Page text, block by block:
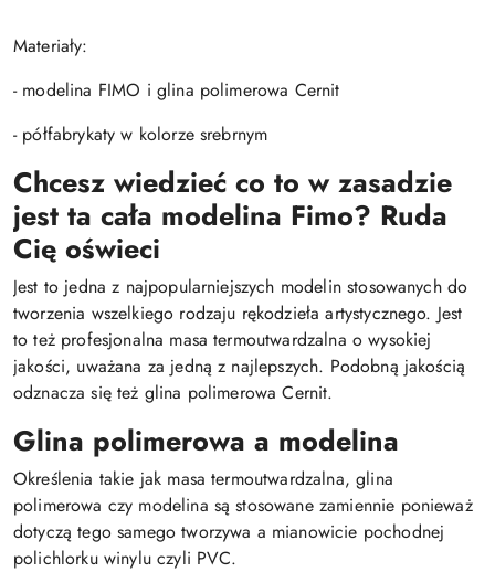
Materiały:
- modelina FIMO i glina polimerowa Cernit
- półfabrykaty w kolorze srebrnym
Chcesz wiedzieć co to w zasadzie
jest ta cała modelina Fimo? Ruda
Cię oświeci
Jest to jedna z najpopularniejszych modelin stosowanych do
tworzenia wszelkiego rodzaju rękodzieła artystycznego. Jest
to też profesjonalna masa termoutwardzalna o wysokiej
jakości, uważana za jedną z najlepszych. Podobną jakością
odznacza się też glina polimerowa Cernit.
Glina polimerowa a modelina
Określenia takie jak masa termoutwardzalna, glina
polimerowa czy modelina są stosowane zamiennie ponieważ
dotyczą tego samego tworzywa a mianowicie pochodnej
polichlorku winylu czyli PVC.